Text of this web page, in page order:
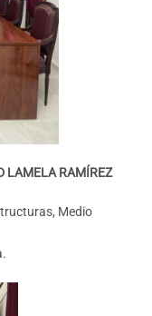
LAMELA RAMÍREZ
Medio